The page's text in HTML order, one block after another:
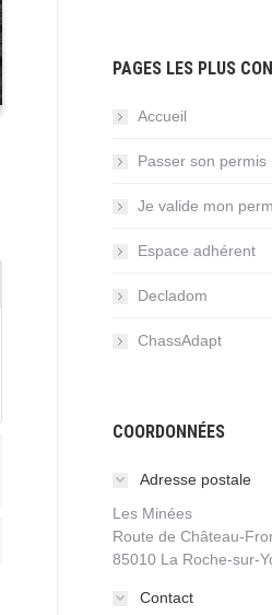
PAGES LES PLUS
Accueil
Passer son permis
Je valide mon
Espace adhérent
Decladom
ChassAdapt
COORDONNÉES
Adresse postale
Les Minées
Route de Château-
85010 La Roche-sur-
Contact